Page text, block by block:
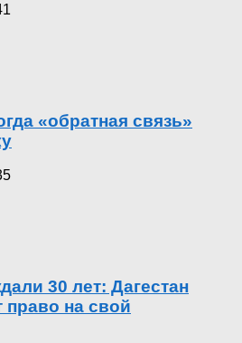
«обратная связь»
30 лет: Дагестан
право на свой